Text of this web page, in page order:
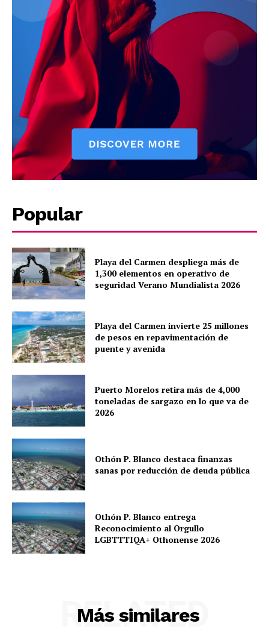
My account
Quintana Roo
Cancún
Chetumal
Playa del Carmen
Puerto Morelos
Popular
Playa del Carmen despliega más de
1,300 elementos en operativo de
seguridad Verano Mundialista 2026
Playa del Carmen invierte 25 millones
de pesos en repavimentación de
puente y avenida
Puerto Morelos retira más de 4,000
toneladas de sargazo en lo que va de
2026
Othón P. Blanco destaca finanzas
sanas por reducción de deuda pública
Othón P. Blanco entrega
Reconocimiento al Orgullo
LGBTTTIQA+ Othonense 2026
Más similares
RELATED